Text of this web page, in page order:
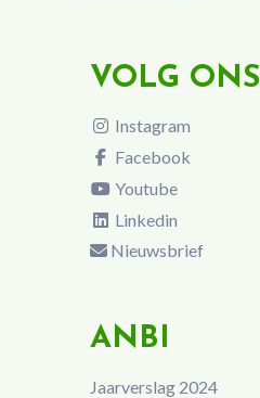
VOLG ONS
Instagram
Facebook
Youtube
Linkedin
Nieuwsbrief
ANBI
Jaarverslag 2024